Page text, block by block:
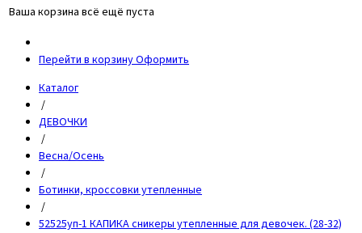
Ваша корзина всё ещё пуста
Перейти в корзинуОформить
Каталог
/
ДЕВОЧКИ
/
Весна/Осень
/
Ботинки, кроссовки утепленные
/
52525уп-1 КАПИКА сникеры утепленные для девочек. (28-32)